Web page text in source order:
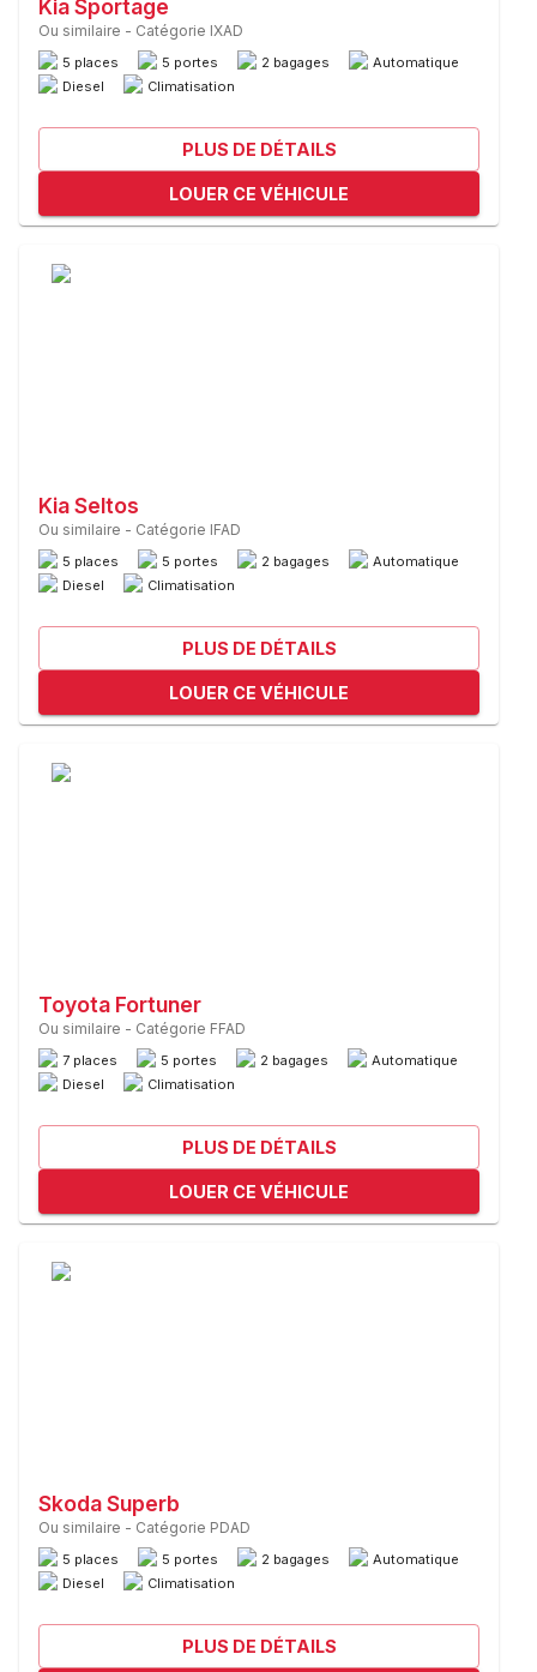
Kia Sportage
Ou similaire - Catégorie IXAD
5 places 5 portes 2 bagages
Automatique
Diesel
Climatisation
PLUS DE DÉTAILS
LOUER CE VÉHICULE
Kia Seltos
Ou similaire - Catégorie IFAD
5 places 5 portes 2 bagages
Automatique
Diesel
Climatisation
PLUS DE DÉTAILS
LOUER CE VÉHICULE
Toyota Fortuner
Ou similaire - Catégorie FFAD
7 places 5 portes 2 bagages
Automatique
Diesel
Climatisation
PLUS DE DÉTAILS
LOUER CE VÉHICULE
Skoda Superb
Ou similaire - Catégorie PDAD
5 places 5 portes 2 bagages
Automatique
Diesel
Climatisation
PLUS DE DÉTAILS